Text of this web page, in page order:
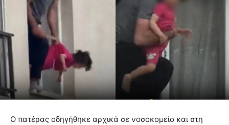
Ο πατέρας οδηγήθηκε αρχικά σε νοσοκομείο και στη